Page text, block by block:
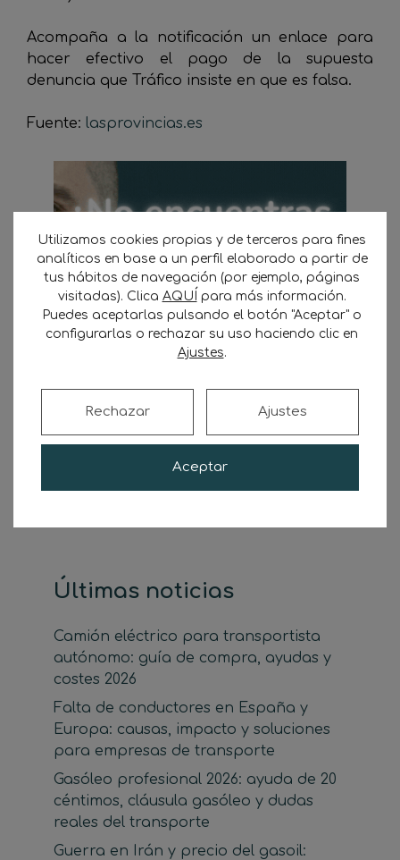
Acompaña a la notificación un enlace para
hacer efectivo el pago de la supuesta
denuncia que Tráfico insiste en que es falsa.
Fuente: lasprovincias.es
Últimas noticias
Camión eléctrico para transportista
autónomo: guía de compra, ayudas y
costes 2026
Falta de conductores en España y
Europa: causas, impacto y soluciones
para empresas de transporte
Gasóleo profesional 2026: ayuda de 20
céntimos, cláusula gasóleo y dudas
reales del transporte
Guerra en Irán y precio del gasoil:
Utilizamos cookies propias y de terceros para fines
analíticos en base a un perfil elaborado a partir de
tus hábitos de navegación (por ejemplo, páginas
visitadas). Clica AQUÍ para más información.
Puedes aceptarlas pulsando el botón "Aceptar" o
configurarlas o rechazar su uso haciendo clic en
Ajustes.
Aceptar
Rechazar Ajustes